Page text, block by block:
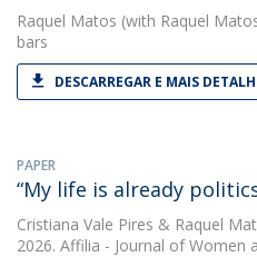
Raquel Matos (with Raquel
bars
DESCARREGAR E MAIS
PAPER
“My life is already
Cristiana Vale Pires & Raquel
2026. Affilia - Journal of Women